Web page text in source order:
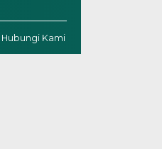
Hubungi Kami